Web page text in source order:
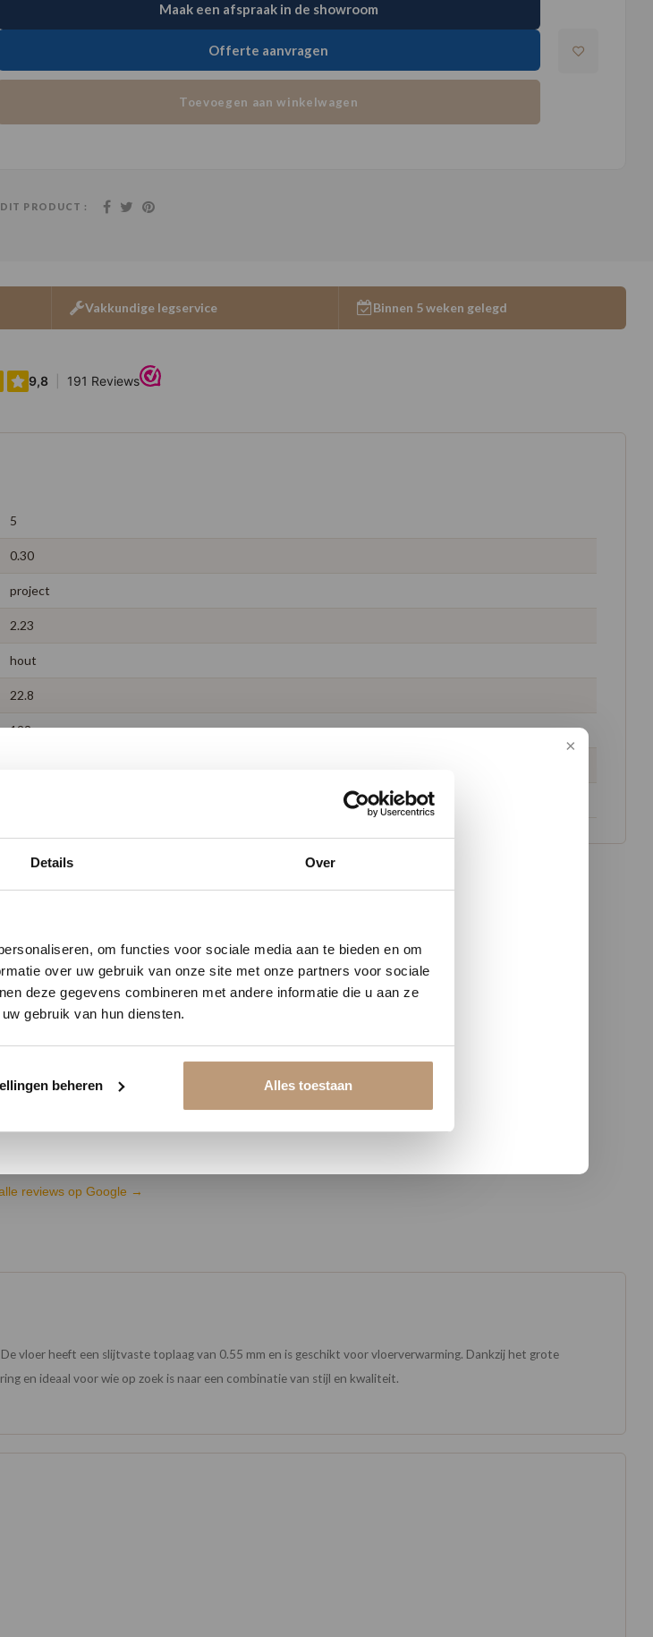
56
op jouw vloer
offerte aan en bespaar direct.
plak PVC vloeren
Details Over
om functies voor sociale media aan te bieden en om
over uw gebruik van onze site met onze partners voor sociale
deze gegevens combineren met andere informatie die u aan ze
gebruik van hun diensten.
beheren Alles toestaan
Maak een afspraak in de showroom
Offerte aanvragen
Toevoegen aan winkelwagen
DIT PRODUCT :
Vakkundige legservice Binnen 5 weken gelegd
5
0.30
project
2.23
hout
22.8
122
van onze klanten
basis van 180+ reviews
Utrecht -
reviews op Google →
vloer heeft een slijtvaste toplaag van 0.55 mm en is geschikt voor vloerverwarming. Dankzij het grote
en ideaal voor wie op zoek is naar een combinatie van stijl en kwaliteit.